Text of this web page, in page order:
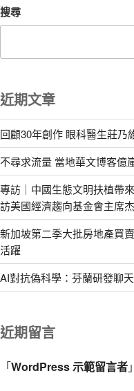
搜尋
近期文章
回顧30年創作 眼科醫生莊乃
不尋求流量 當地華文博客億
專訪｜中國生態文明扶植帶
訪美國經濟趨向基金會主席
新加坡第二季大批房地產買
活躍
AI對抗偽科學：芬蘭研發聊
近期留言
「WordPress 示範留言者